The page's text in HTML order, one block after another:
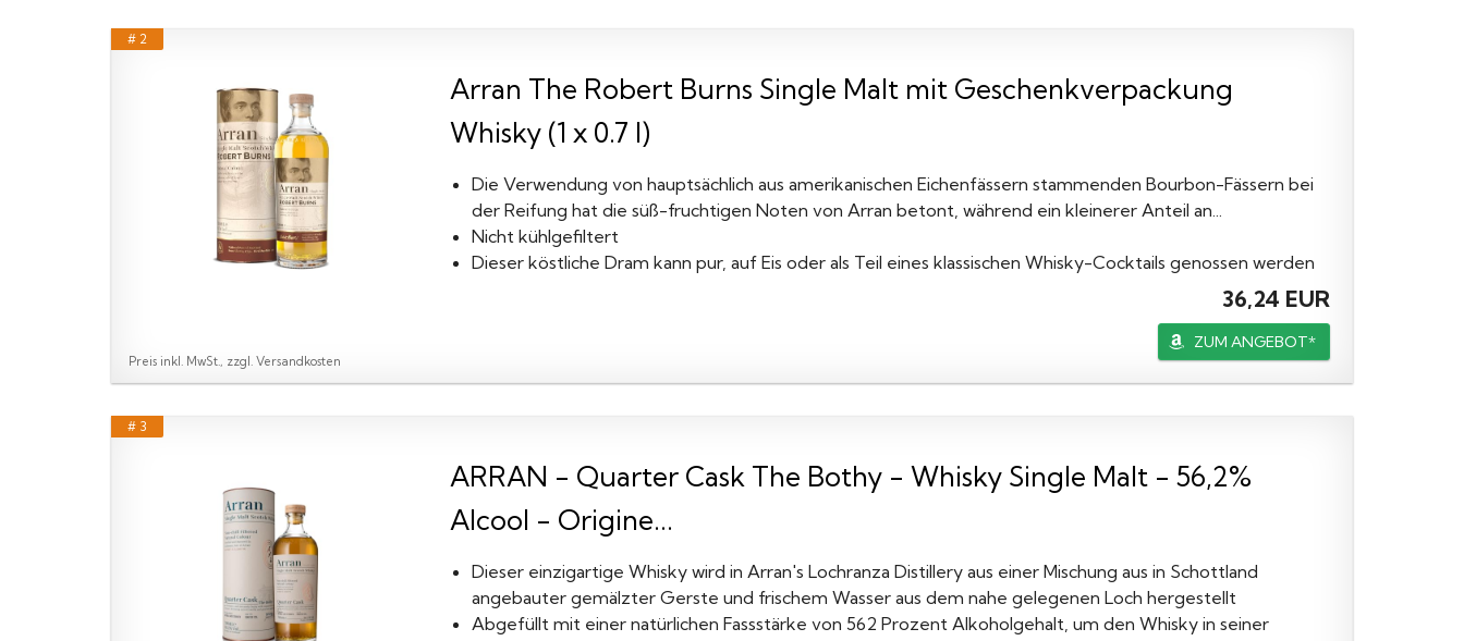
# 2
Arran The Robert Burns Single Malt mit Geschenkverpackung
Whisky (1 x 0.7 l)
Die Verwendung von hauptsächlich aus amerikanischen Eichenfässern stammenden Bourbon-Fässern bei
der Reifung hat die süß-fruchtigen Noten von Arran betont, während ein kleinerer Anteil an...
Nicht kühlgefiltert
Dieser köstliche Dram kann pur, auf Eis oder als Teil eines klassischen Whisky-Cocktails genossen werden
36,24 EUR
ZUM ANGEBOT*
Preis inkl. MwSt., zzgl. Versandkosten
# 3
ARRAN - Quarter Cask The Bothy - Whisky Single Malt - 56,2%
Alcool - Origine...
Dieser einzigartige Whisky wird in Arran's Lochranza Distillery aus einer Mischung aus in Schottland
angebauter gemälzter Gerste und frischem Wasser aus dem nahe gelegenen Loch hergestellt
Abgefüllt mit einer natürlichen Fassstärke von 562 Prozent Alkoholgehalt, um den Whisky in seiner